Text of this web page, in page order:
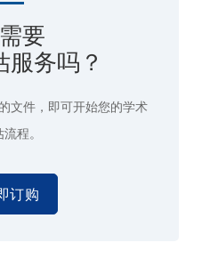
要
服务吗？
文件，即可开始您的学术
程。
订购